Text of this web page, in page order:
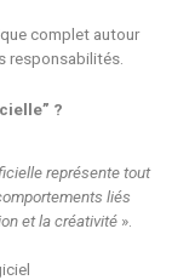
complet autour
responsabilités.
?
représente tout
liés
et la créativité ».